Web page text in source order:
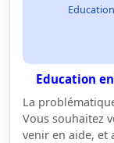
Education
La
Vous souhaitez
venir en aide, et